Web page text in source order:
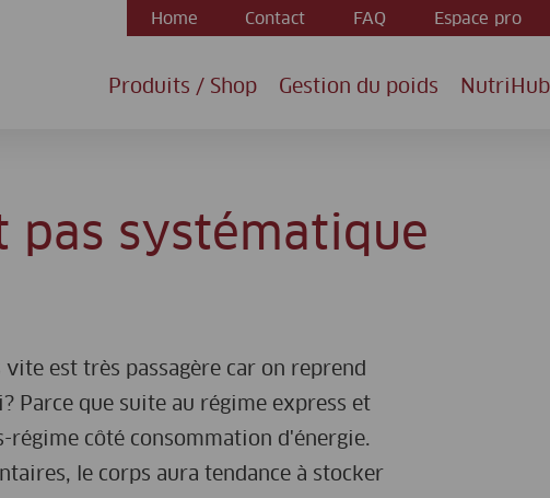
Home Contact FAQ Espace pro
Produits / Shop Gestion du poids NutriHub
pas systématique
est très passagère car on reprend
Parce que suite au régime express et
régime côté consommation d'énergie.
le corps aura tendance à stocker